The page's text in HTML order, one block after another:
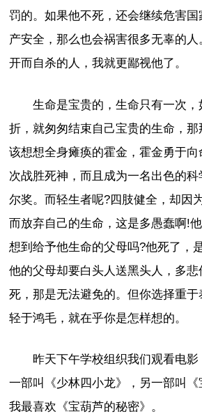
罚的。如果他不死，还会继续危害
产安全，那么也会祸害很多无辜的
开而自杀的人，我就更鄙视他了。
生命是宝贵的，生命只有一次
折，就匆匆结束自己宝贵的生命，
该想想全身瘫痪的霍金，霍金勇于
次战胜死神，而且成为一名出色的
尔奖。而轻生者呢?四肢健全，却因
而放弃自己的生命，这是多愚蠢啊!
想到给予他生命的父母吗?他死了，
他的父母却要白头人送黑头人，多
死，那是无法避免的。但你选择重
轻于鸿毛，就在乎你是怎样想的。
昨天下午学校组织我们观看电影
一部叫《少林四小龙》，另一部叫《
我最喜欢《宝葫芦的秘密》。